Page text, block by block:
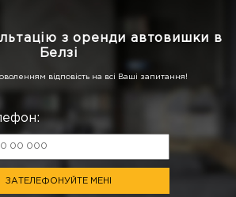
з оренди автовишки в
Белзі
відповість на всі Ваші запитання!
ЗАТЕЛЕФОНУЙТЕ МЕНІ